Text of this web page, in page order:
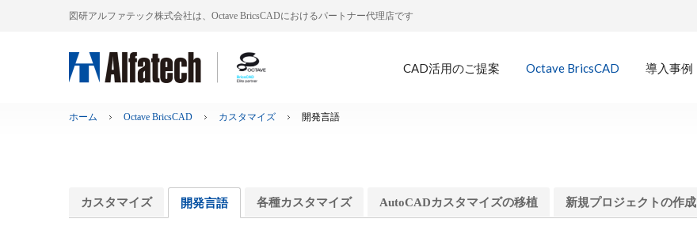
図研アルファテック株式会社は、Octave BricsCADにおけるパートナー代理店です
CAD活用のご提案 Octave BricsCAD 導入事例
ホーム Octave BricsCAD カスタマイズ 開発言語
カスタマイズ 開発言語 各種カスタマイズ AutoCADカスタマイズの移植 新規プロジェクトの作成